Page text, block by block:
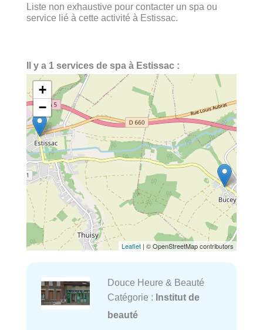
Liste non exhaustive pour contacter un spa ou
service lié à cette activité à Estissac.
Il y a 1 services de spa à Estissac :
+
−
Leaflet | © OpenStreetMap contributors
Douce Heure & Beauté
Catégorie : Institut de
beauté